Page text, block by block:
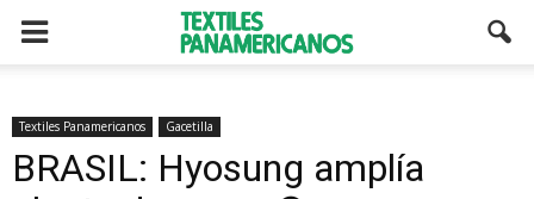
Textiles Panamericanos Gacetilla
BRASIL: Hyosung amplía